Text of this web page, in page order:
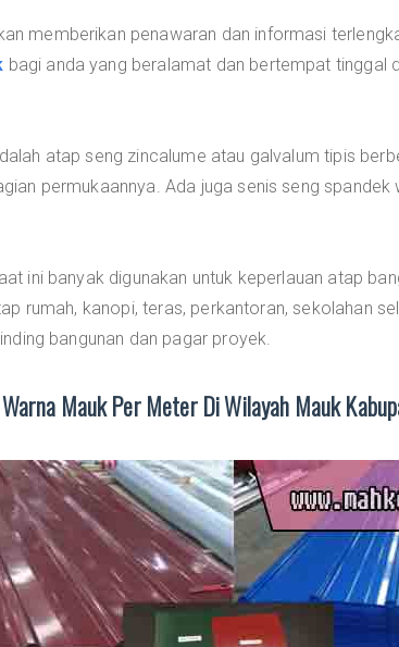
memberikan penawaran dan informasi
bagi anda yang beralamat dan bertempat tinggal
atap seng zincalume atau galvalum tipis
permukaannya. Ada juga senis seng spandek
ini banyak digunakan untuk keperlauan atap
rumah, kanopi, teras, perkantoran, sekolahan
bangunan dan pagar proyek.
Mauk Per Meter Di Wilayah Mauk